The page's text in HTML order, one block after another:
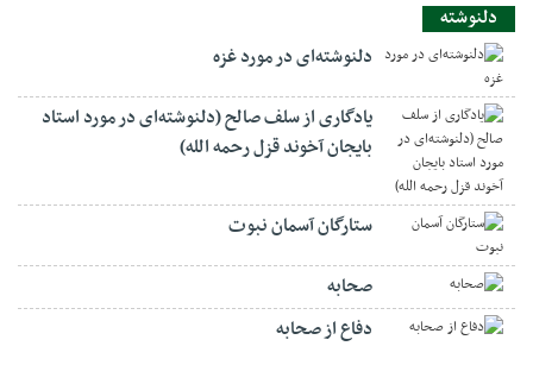
دلنوشته
دلنوشته‌ای در مورد غزه
یادگاری از سلف صالح (دلنوشته‌ای در مورد استاد
بایجان آخوند قزل رحمه الله)
ستارگان آسمان نبوت
صحابه
دفاع از صحابه